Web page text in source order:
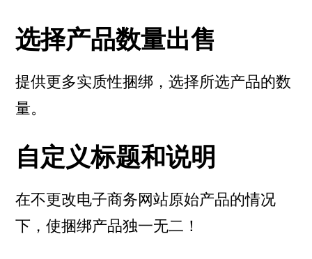
选择产品数量出售
提供更多实质性捆绑，选择所选产品的数
量。
自定义标题和说明
在不更改电子商务网站原始产品的情况
下，使捆绑产品独一无二！